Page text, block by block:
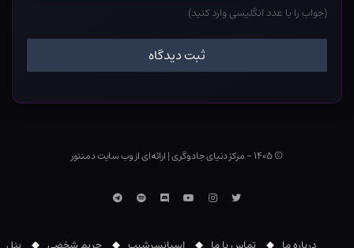
(جواب را با عدد انگلیسی وارد کنید)
© ۱۴۰۵ - مرکز دنیای جادوگری |ارائه‌ای از وب ‌سایت دمنتور
توییتراینستاگرام
یوتوبDiscordاسپاتیفایتلگرام